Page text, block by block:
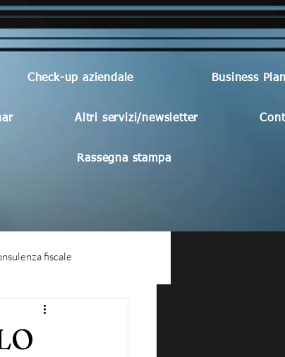
Check-up aziendale Business
Altri servizi/newsletter
Rassegna stampa
fiscale